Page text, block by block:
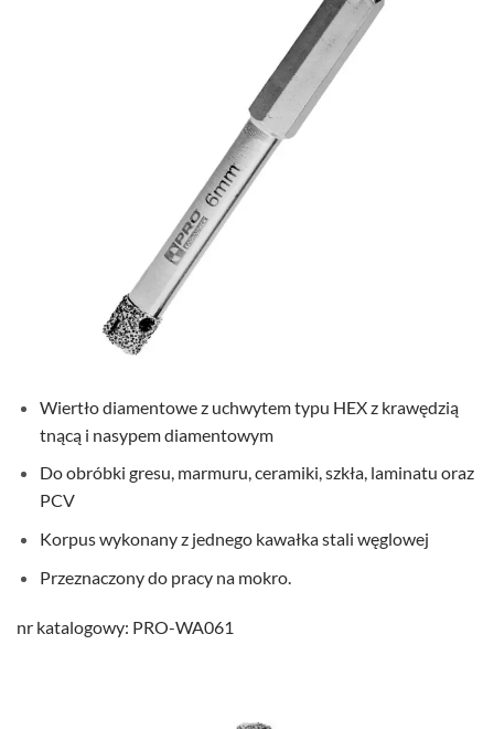
Wiertło diamentowe z uchwytem typu HEX z krawędzią
tnącą i nasypem diamentowym
Do obróbki gresu, marmuru, ceramiki, szkła, laminatu oraz
PCV
Korpus wykonany z jednego kawałka stali węglowej
Przeznaczony do pracy na mokro.
nr katalogowy: PRO-WA061